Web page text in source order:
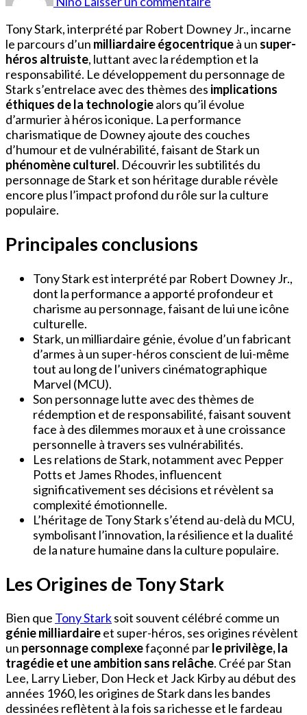
Stark
Tony Stark, interprété par Robert Downey Jr., incarne
le parcours d’un milliardaire égocentriqueà un super-
héros altruiste, luttant avec la rédemption et la
responsabilité. Le développement du personnage de
Stark s’entrelace avec des thèmes des implications
éthiques de la technologiealors qu’il évolue
d’armurier à héros iconique. La performance
charismatique de Downey ajoute des couches
d’humour et de vulnérabilité, faisant de Stark un
phénomène culturel. Découvrir les subtilités du
personnage de Stark et son héritage durable révèle
encore plus l’impact profond du rôle sur la culture
populaire.
Principales conclusions
Tony Stark est interprété par Robert Downey Jr.,
dont la performance a apporté profondeur et
charisme au personnage, faisant de lui une icône
culturelle.
Stark, un milliardaire génie, évolue d’un fabricant
d’armes à un super-héros conscient de lui-même
tout au long de l’univers cinématographique
Marvel (MCU).
Son personnage lutte avec des thèmes de
rédemption et de responsabilité, faisant souvent
face à des dilemmes moraux et à une croissance
personnelle à travers ses vulnérabilités.
Les relations de Stark, notamment avec Pepper
Potts et James Rhodes, influencent
significativement ses décisions et révèlent sa
complexité émotionnelle.
L’héritage de Tony Stark s’étend au-delà du MCU,
symbolisant l’innovation, la résilience et la dualité
de la nature humaine dans la culture populaire.
Les Origines de Tony Stark
Bien que Tony Starksoit souvent célébré comme un
génie milliardaireet super-héros, ses origines révèlent
un personnage complexefaçonné parle privilège, la
tragédie et une ambition sans relâche. Créé par Stan
Lee, Larry Lieber, Don Heck et Jack Kirby au début des
années 1960, les origines de Stark dans les bandes
dessinées reflètent à la fois sa richesse et le fardeau